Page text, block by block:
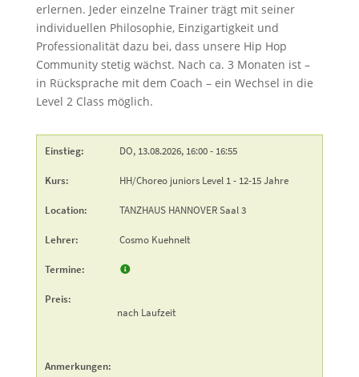
erlernen. Jeder einzelne Trainer trägt mit seiner
individuellen Philosophie, Einzigartigkeit und
Professionalität dazu bei, dass unsere Hip Hop
Community stetig wächst. Nach ca. 3 Monaten ist –
in Rücksprache mit dem Coach – ein Wechsel in die
Level 2 Class möglich.